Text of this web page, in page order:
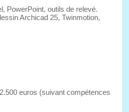
PowerPoint, outils de relevé.
Archicad 25, Twinmotion,
euros (suivant compétences